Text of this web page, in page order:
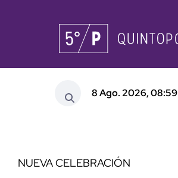
8 Ago. 2026, 08:59
NUEVA CELEBRACIÓN